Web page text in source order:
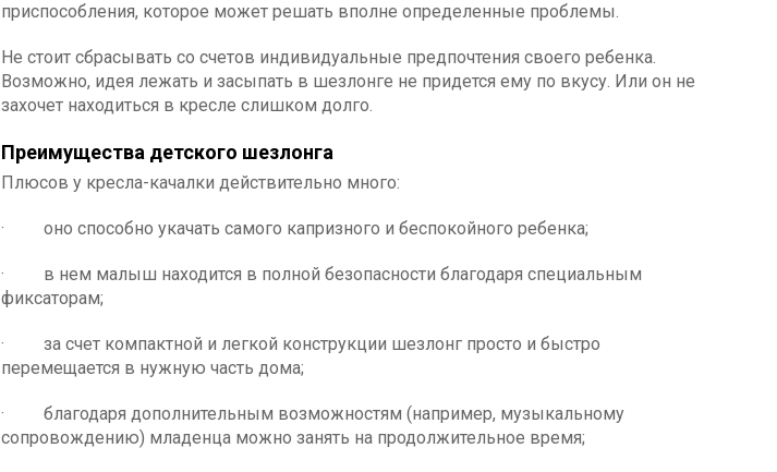
приспособления, которое может решать вполне определенные проблемы.
Не стоит сбрасывать со счетов индивидуальные предпочтения своего ребенка.
Возможно, идея лежать и засыпать в шезлонге не придется ему по вкусу. Или он не
захочет находиться в кресле слишком долго.
Преимущества детского шезлонга
Плюсов у кресла-качалки действительно много:
· оно способно укачать самого капризного и беспокойного ребенка;
· в нем малыш находится в полной безопасности благодаря специальным
фиксаторам;
· за счет компактной и легкой конструкции шезлонг просто и быстро
перемещается в нужную часть дома;
· благодаря дополнительным возможностям (например, музыкальному
сопровождению) младенца можно занять на продолжительное время;